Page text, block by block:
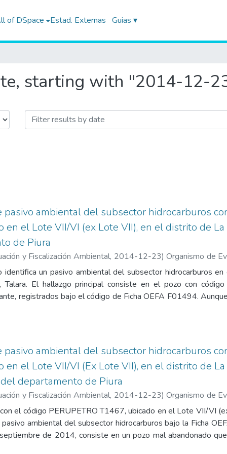
of DSpace Estad. Externas Guias ▾
starting with "2014-12-
pasivo ambiental del subsector hidrocarburos
en el Lote VII/VI (ex Lote VII), en el distrito de La
de Piura
y Fiscalización Ambiental, 2014-12-23)Organismo de
de la Calidad Ambiental. Unidad de Identificación de
Shimabukuro, Jessica Candy Guillén Pantigozo, Carlos Allen
identifica un pasivo ambiental del subsector hidrocarburos
El hallazgo principal consiste en el pozo con
registrados bajo el código de Ficha OEFA F01494.
gaseosas ni afloramientos de líquidos, los
El pozo, perforado originalmente en 1945, se calificó
de cierre y con revestimientos corroídos. En consecuencia,
de la población y la calidad del ambiente. Contiene
para la identificación de pasivo ambiental en el subsector
4. Reporte de monitoreo de suelo, 5. Informe de ensayo de
PERUPETRO), 7. Ficha de identificación de Pasivos
pasivo ambiental del subsector hidrocarburos
en el Lote VII/VI (Ex Lote VII), en el distrito de
departamento de Piura
y Fiscalización Ambiental, 2014-12-23)Organismo de
de la Calidad Ambiental. Unidad de Identificación de
Coronel, Angela Guillén Pantigozo, Carlos Allen
el código PERUPETRO T1467, ubicado en el Lote VII/VI
ambiental del subsector hidrocarburos bajo la Ficha
de 2014, consiste en un pozo mal abandonado que
seguras. Según los registros documentales de